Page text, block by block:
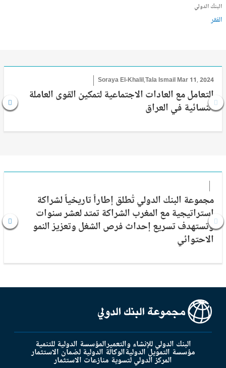
البنك الدولي
الفقر
Soraya El-Khalil,Tala IsmailMar 11, 2024
التعامل مع العادات الاجتماعية لتمكين القوى العاملة
النسائية في العراق
مجموعة البنك الدولي تُطلق إطاراً تاريخياً لشراكة
إستراتيجية مع المغرب الشراكة تمتد لعشر سنوات
وتستهدف تسريع إحداث فرص الشغل وتعزيز النمو
الاحتوائي
البنك الدولي للإنشاء والتعميرالمؤسسة الدولية للتنمية
مؤسسة التمويل الدوليةالوكالة الدولية لضمان الاستثمار
المركز الدولي لتسوية منازعات الاستثمار